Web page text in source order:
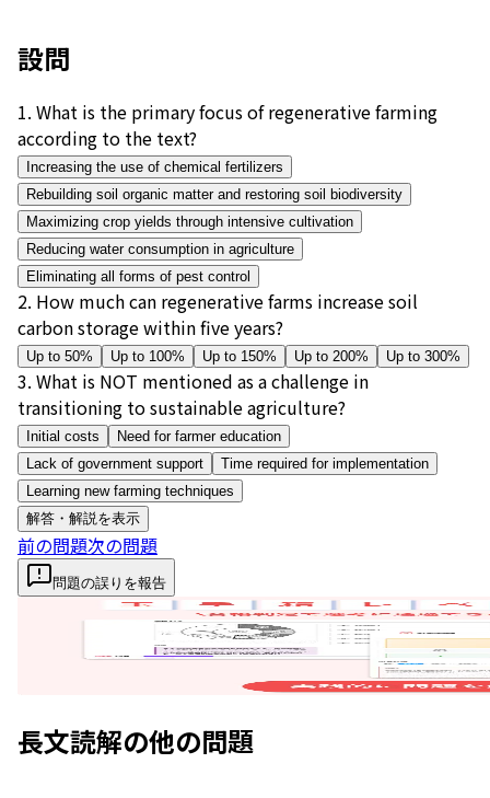
設問
1. What is the primary focus of regenerative farming
according to the text?
Increasing the use of chemical fertilizers
Rebuilding soil organic matter and restoring soil biodiversity
Maximizing crop yields through intensive cultivation
Reducing water consumption in agriculture
Eliminating all forms of pest control
2. How much can regenerative farms increase soil
carbon storage within five years?
Up to 50% Up to 100% Up to 150% Up to 200% Up to 300%
3. What is NOT mentioned as a challenge in
transitioning to sustainable agriculture?
Initial costs
Need for farmer education
Lack of government support
Time required for implementation
Learning new farming techniques
解答・解説を表示
前の問題次の問題
問題の誤りを報告
長文読解の他の問題